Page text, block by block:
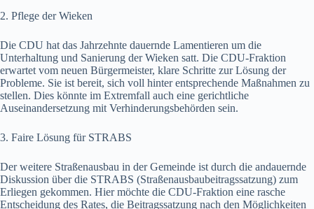
2. Pflege der Wieken
Die CDU hat das Jahrzehnte dauernde Lamentieren um die
Unterhaltung und Sanierung der Wieken satt. Die CDU-Fraktion
erwartet vom neuen Bürgermeister, klare Schritte zur Lösung der
Probleme. Sie ist bereit, sich voll hinter entsprechende Maßnahmen zu
stellen. Dies könnte im Extremfall auch eine gerichtliche
Auseinandersetzung mit Verhinderungsbehörden sein.
3. Faire Lösung für STRABS
Der weitere Straßenausbau in der Gemeinde ist durch die andauernde
Diskussion über die STRABS (Straßenausbaubeitragssatzung) zum
Erliegen gekommen. Hier möchte die CDU-Fraktion eine rasche
Entscheidung des Rates, die Beitragssatzung nach den Möglichkeiten